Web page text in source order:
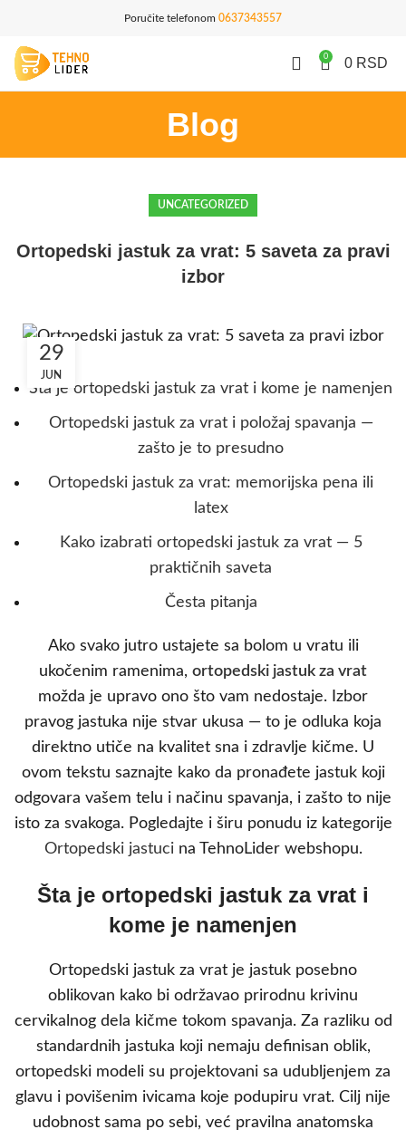
Poručite telefonom 0637343557
0 0 RSD
Blog
UNCATEGORIZED
Ortopedski jastuk za vrat: 5 saveta za pravi
izbor
29
JUN
Šta je ortopedski jastuk za vrat i kome je namenjen
Ortopedski jastuk za vrat i položaj spavanja —
zašto je to presudno
Ortopedski jastuk za vrat: memorijska pena ili
latex
Kako izabrati ortopedski jastuk za vrat — 5
praktičnih saveta
Česta pitanja
Ako svako jutro ustajete sa bolom u vratu ili
ukočenim ramenima, ortopedski jastuk za vrat
možda je upravo ono što vam nedostaje. Izbor
pravog jastuka nije stvar ukusa — to je odluka koja
direktno utiče na kvalitet sna i zdravlje kičme. U
ovom tekstu saznajte kako da pronađete jastuk koji
odgovara vašem telu i načinu spavanja, i zašto to nije
isto za svakoga. Pogledajte i širu ponudu iz kategorije
Ortopedski jastuci na TehnoLider webshopu.
Šta je ortopedski jastuk za vrat i
kome je namenjen
Ortopedski jastuk za vrat je jastuk posebno
oblikovan kako bi održavao prirodnu krivinu
cervikalnog dela kičme tokom spavanja. Za razliku od
standardnih jastuka koji nemaju definisan oblik,
ortopedski modeli su projektovani sa udubljenjem za
glavu i povišenim ivicama koje podupiru vrat. Cilj nije
udobnost sama po sebi, već pravilna anatomska